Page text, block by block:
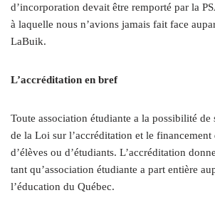
d’incorporation devait être remporté par la
à laquelle nous n’avions jamais fait face
LaBuik.
L’accréditation en bref
Toute association étudiante a la possibilité de
de la Loi sur l’accréditation et le financement
d’élèves ou d’étudiants. L’accréditation
tant qu’association étudiante a part entière
l’éducation du Québec.